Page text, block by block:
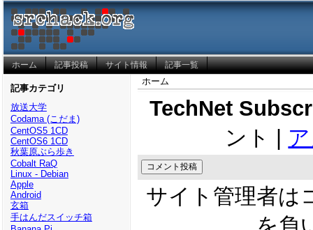
ホーム 記事投稿 サイト情報 記事一覧
記事カテゴリ
放送大学
Codama (こだま)
CentOS5 1CD
CentOS6 1CD
秋葉原ぶら歩き
Cobalt RaQ
Linux - Debian
Apple
Android
玄箱
手はんだスイッチ箱
ホーム
TechNet
ント |
サイト管理者は